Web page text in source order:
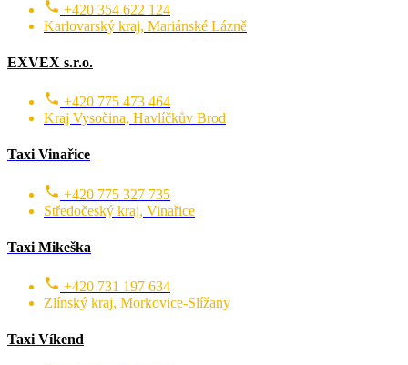
+420 354 622 124
Karlovarský kraj, Mariánské Lázně
EXVEX s.r.o.
+420 775 473 464
Kraj Vysočina, Havlíčkův Brod
Taxi Vinařice
+420 775 327 735
Středočeský kraj, Vinařice
Taxi Mikeška
+420 731 197 634
Zlínský kraj, Morkovice-Slížany
Taxi Víkend